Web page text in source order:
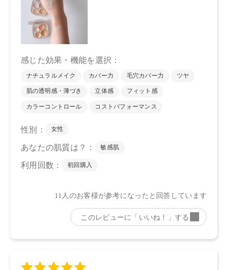
承ください。
※通常はご注文より１～３営業日での発送となります。
商品によっては、お届けまで１～２週間かかる場合がござい
●パッケージはリニューアル等の理由により、写真と異なる場
合がございます。
載と異なる場合がございます。